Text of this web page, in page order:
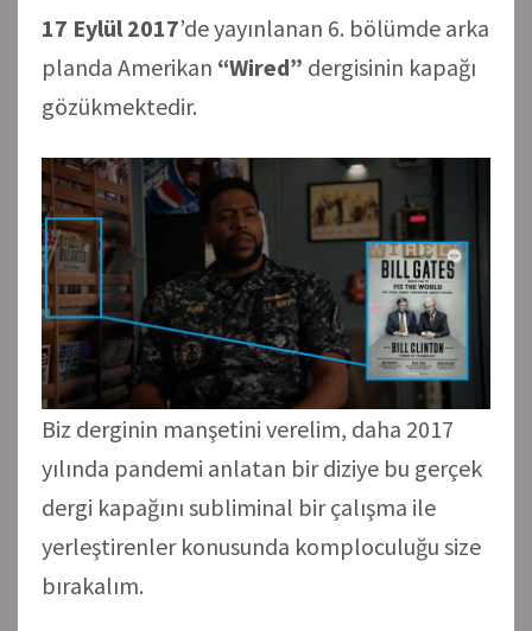
17 Eylül 2017’de yayınlanan 6. bölümde arka
planda Amerikan “Wired” dergisinin kapağı
gözükmektedir.
Biz derginin manşetini verelim, daha 2017
yılında pandemi anlatan bir diziye bu gerçek
dergi kapağını subliminal bir çalışma ile
yerleştirenler konusunda komploculuğu size
bırakalım.